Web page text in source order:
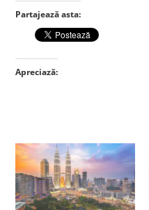
Partajează asta:
Apreciază: